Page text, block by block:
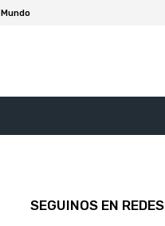
Mundo
SEGUINOS EN REDES